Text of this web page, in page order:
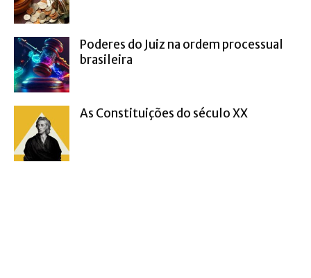
Poderes do Juiz na ordem processual
brasileira
As Constituições do século XX